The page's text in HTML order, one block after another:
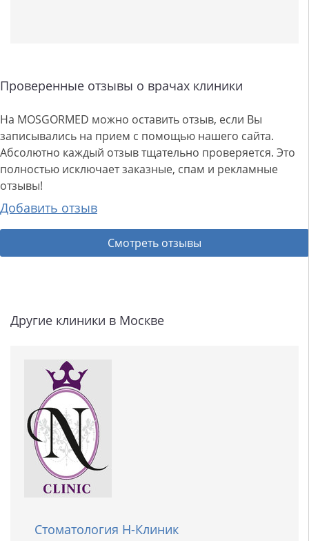
Проверенные отзывы о врачах клиники
На MOSGORMED можно оставить отзыв, если Вы
записывались на прием с помощью нашего сайта.
Абсолютно каждый отзыв тщательно проверяется. Это
полностью исключает заказные, спам и рекламные
отзывы!
Добавить отзыв
Смотреть отзывы
Другие клиники в Москве
Стоматология Н-Клиник